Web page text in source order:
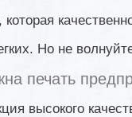
Но не
печать
высокого